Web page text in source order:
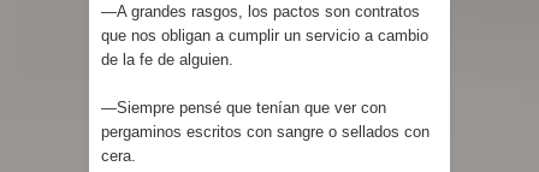
—A grandes rasgos, los pactos son contratos
que nos obligan a cumplir un servicio a cambio
de la fe de alguien.
—Siempre pensé que tenían que ver con
pergaminos escritos con sangre o sellados con
cera.